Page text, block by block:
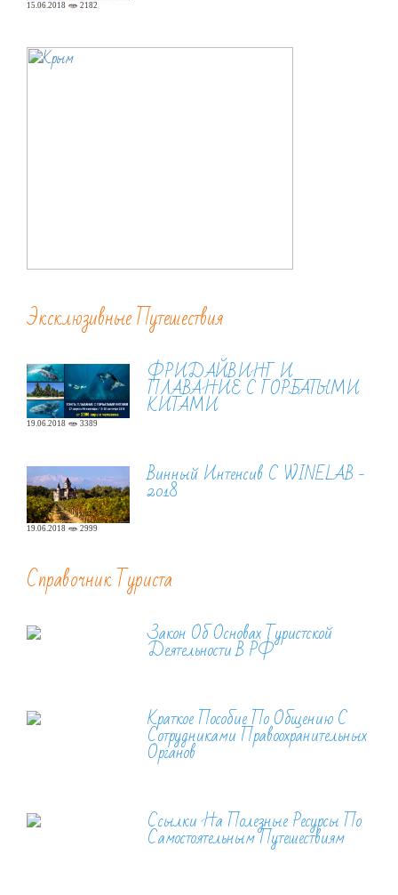
15.06.2018 2182
Эксклюзивные Путешествия
19.06.2018 3389
ФРИДАЙВИНГ И
ПЛАВАНИЕ С ГОРБАТЫМИ
КИТАМИ
19.06.2018 2999
Винный Интенсив С WINELAB -
2018
Справочник Туриста
Закон Об Основах Туристской
Деятельности В РФ
Краткое Пособие По Общению С
Сотрудниками Правоохранительных
Органов
Ссылки На Полезные Ресурсы По
Самостоятельным Путешествиям